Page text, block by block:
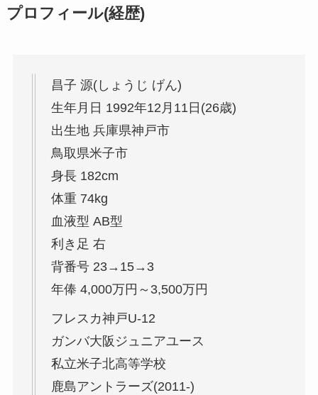
プロフィール(経歴)
昌子 源(しょうじ げん)
生年月日 1992年12月11日(26歳)
出生地 兵庫県神戸市
鳥取県米子市
身長 182cm
体重 74kg
血液型 AB型
利き足 右
背番号 23→15→3
年俸 4,000万円～3,500万円
フレスカ神戸U-12
ガンバ大阪ジュニアユース
私立米子北高等学校
鹿島アントラーズ(2011-)